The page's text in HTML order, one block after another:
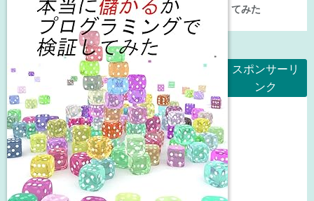
てみた
スポンサーリ
ンク